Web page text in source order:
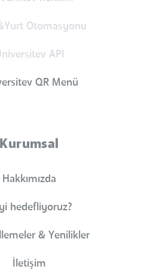
Otomasyonu
API
QR Menü
Kurumsal
Hakkımızda
hedefliyoruz?
& Yenilikler
İletişim